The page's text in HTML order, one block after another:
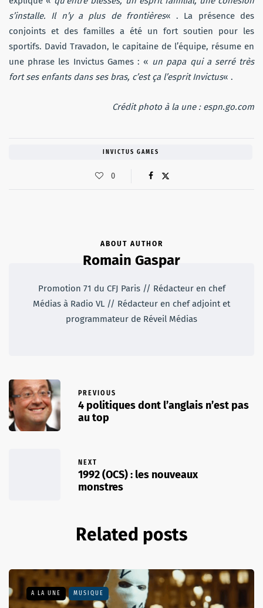
s’installe. Il n’y a plus de frontières« . La présence des
conjoints et des familles a été un fort soutien pour les
sportifs. David Travadon, le capitaine de l’équipe, résume en
une phrase les Invictus Games : « un papa qui a serré très
fort ses enfants dans ses bras, c’est ça l’esprit Invictus« .
Crédit photo à la une : espn.go.com
INVICTUS GAMES
0
ABOUT AUTHOR
Romain Gaspar
Promotion 71 du CFJ Paris // Rédacteur en chef
Médias à Radio VL // Rédacteur en chef adjoint et
programmateur de Réveil Médias
PREVIOUS
4 politiques dont l’anglais n’est pas
au top
NEXT
1992 (OCS) : les nouveaux
monstres
Related posts
A LA UNE MUSIQUE